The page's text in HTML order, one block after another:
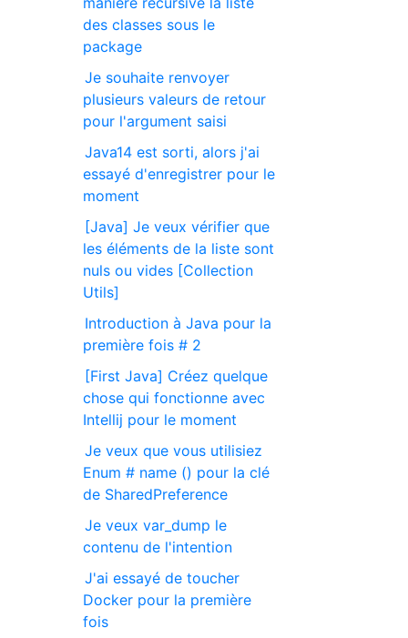
des classes sous le
package
Je souhaite renvoyer
plusieurs valeurs de retour
pour l'argument saisi
Java14 est sorti, alors j'ai
essayé d'enregistrer pour le
moment
[Java] Je veux vérifier que
les éléments de la liste sont
nuls ou vides [Collection
Utils]
Introduction à Java pour la
première fois # 2
[First Java] Créez quelque
chose qui fonctionne avec
Intellij pour le moment
Je veux que vous utilisiez
Enum # name () pour la clé
de SharedPreference
Je veux var_dump le
contenu de l'intention
J'ai essayé de toucher
Docker pour la première
fois